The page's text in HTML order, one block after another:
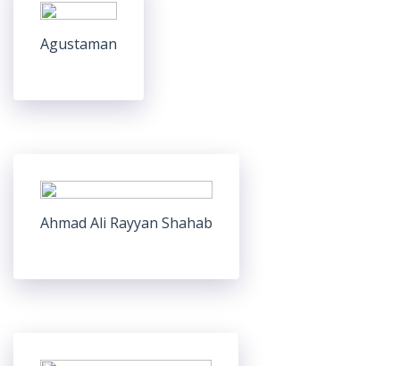
Agustaman
Ahmad Ali Rayyan Shahab